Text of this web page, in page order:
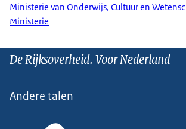
Ministerie van Onderwijs, Cultuur en
Ministerie
De Rijksoverheid. Voor Nederland
Andere talen